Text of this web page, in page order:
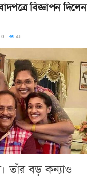
বিজ্ঞাপন দিলেন
0 46
তাঁর বড় কন্যাও